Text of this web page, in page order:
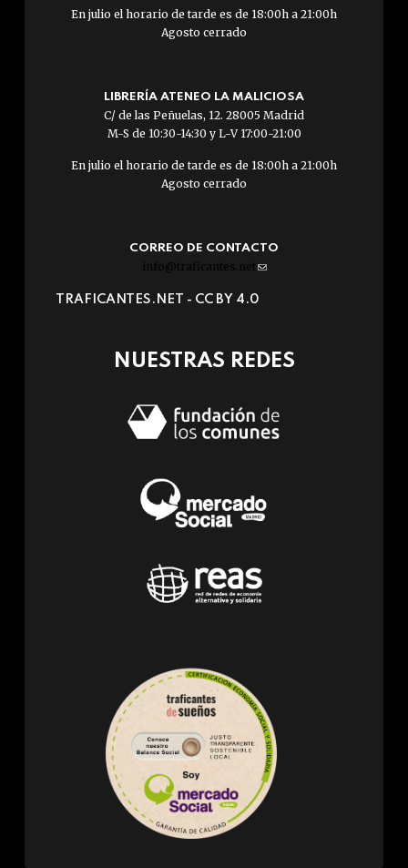
En julio el horario de tarde es de 18:00h a 21:00h
Agosto cerrado
LIBRERÍA ATENEO LA MALICIOSA
C/ de las Peñuelas, 12. 28005 Madrid
M-S de 10:30-14:30 y L-V 17:00-21:00
En julio el horario de tarde es de 18:00h a 21:00h
Agosto cerrado
CORREO DE CONTACTO
info@traficantes.net (link
e-
TRAFICANTES.NET - CC BY 4.0
NUESTRAS REDES